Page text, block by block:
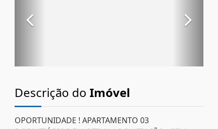
Descrição do Imóvel
OPORTUNIDADE ! APARTAMENTO 03